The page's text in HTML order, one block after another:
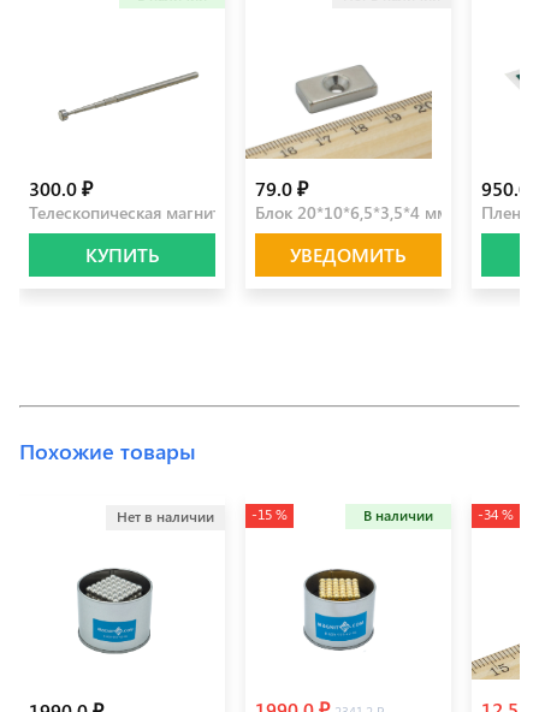
300.0 ₽
Телескопическая магнитная ручка
КУПИТЬ
79.0 ₽
Блок 20*10*6,5*3,5*4 мм
УВЕДОМИТЬ
950.0
Похожие товары
Нет в наличии -15 % В наличии -34 %